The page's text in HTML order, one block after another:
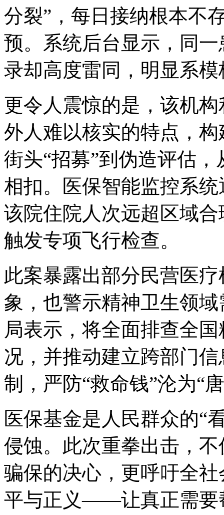
分裂”，每日接纳根本不
预。系统后台显示，同
录却高度雷同，明显系
更令人震惊的是，该机
外人难以核实的特点，
街头“招募”到伪造评估
相扣。医保智能监控系
该院住院人次远超区域
触发专项飞行检查。
此案暴露出部分民营医
象，也警示精神卫生领
局表示，将全面排查全
况，并推动建立跨部门
制，严防“救命钱”沦为“
医保基金是人民群众的“
侵蚀。此次重拳出击，
骗保的决心，更呼吁全
平与正义——让真正需要